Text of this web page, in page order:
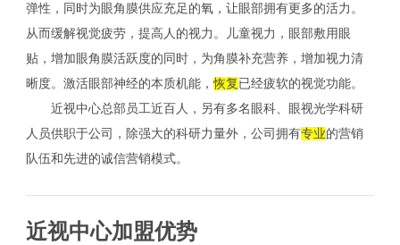
弹性，同时为眼角膜供应充足的氧，让眼部拥有更多的活力。
从而缓解视觉疲劳，提高人的视力。儿童视力，眼部敷用眼
贴，增加眼角膜活跃度的同时，为角膜补充营养，增加视力清
晰度。激活眼部神经的本质机能，恢复 已经疲软的视觉功能。
近视中心总部员工近百人，另有多名眼科、眼视光学科研
人员供职于公司，除强大的科研力量外，公司拥有专业的营销
队伍和先进的诚信营销模式。
近视中心加盟优势